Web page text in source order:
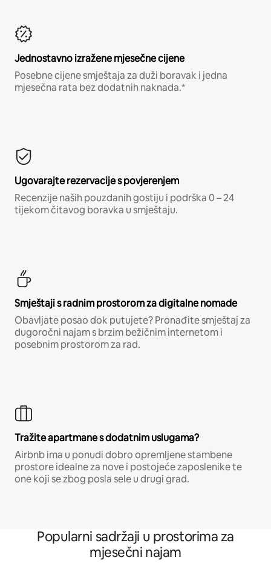
Jednostavno izražene mjesečne cijene
Posebne cijene smještaja za duži boravak i jedna
mjesečna rata bez dodatnih naknada.*
Ugovarajte rezervacije s povjerenjem
Recenzije naših pouzdanih gostiju i podrška 0 – 24
tijekom čitavog boravka u smještaju.
Smještaji s radnim prostorom za digitalne nomade
Obavljate posao dok putujete? Pronađite smještaj za
dugoročni najam s brzim bežičnim internetom i
posebnim prostorom za rad.
Tražite apartmane s dodatnim uslugama?
Airbnb ima u ponudi dobro opremljene stambene
prostore idealne za nove i postojeće zaposlenike te
one koji se zbog posla sele u drugi grad.
Popularni sadržaji u prostorima za
mjesečni najam